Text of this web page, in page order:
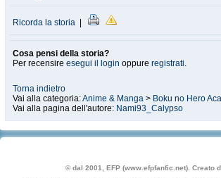
Ricorda la storia |
Cosa pensi della storia?
Per recensire esegui il login oppure registrati.
Torna indietro
Vai alla categoria:Anime & Manga > Boku no Hero
Vai alla pagina dell'autore: Nami93_Calypso
© dal 2001, EFP (www.efpfanfic.net). Creato